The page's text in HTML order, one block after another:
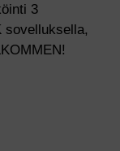
3
sovelluksella,